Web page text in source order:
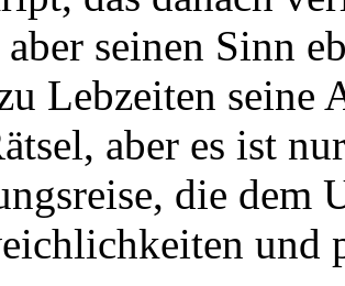
seinen Sinn
Lebzeiten seine
aber es ist
die dem
und